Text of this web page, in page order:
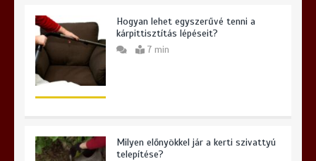
Hogyan lehet egyszerűvé tenni a
kárpittisztítás lépéseit?
7 min
Milyen előnyökkel jár a kerti szivattyú
telepítése?